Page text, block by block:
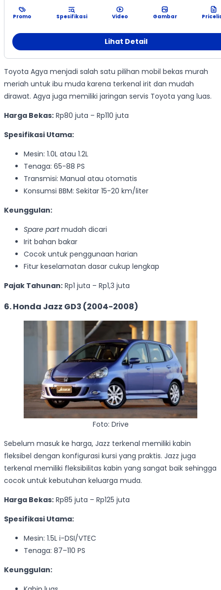
Promo Spesifikasi Video Gambar
Lihat Detail
Toyota Agya menjadi salah satu pilihan mobil bekas murah
meriah untuk ibu muda karena terkenal irit dan mudah
dirawat. Agya juga memiliki jaringan servis Toyota yang luas.
Harga Bekas: Rp80 juta – Rp110 juta
Spesifikasi Utama:
Mesin: 1.0L atau 1.2L
Tenaga: 65-88 PS
Transmisi: Manual atau otomatis
Konsumsi BBM: Sekitar 15-20 km/liter
Keunggulan:
Spare partmudah dicari
Irit bahan bakar
Cocok untuk penggunaan harian
Fitur keselamatan dasar cukup lengkap
Pajak Tahunan: Rp1 juta – Rp1,3 juta
6. Honda Jazz GD3 (2004-2008)
Foto: Drive
Sebelum masuk ke harga, Jazz terkenal memiliki kabin
fleksibel dengan konfigurasi kursi yang praktis. Jazz juga
terkenal memiliki fleksibilitas kabin yang sangat baik sehingga
cocok untuk kebutuhan keluarga muda.
Harga Bekas: Rp85 juta – Rp125 juta
Spesifikasi Utama:
Mesin: 1.5L i-DSI/VTEC
Tenaga: 87–110 PS
Keunggulan: